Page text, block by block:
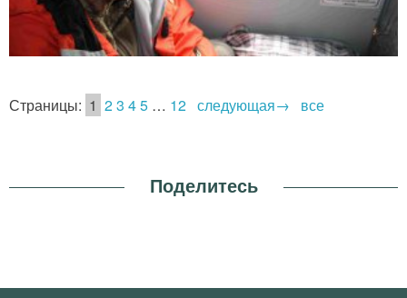
Страницы: 1 23 45 … 12 следующая→ все
Поделитесь